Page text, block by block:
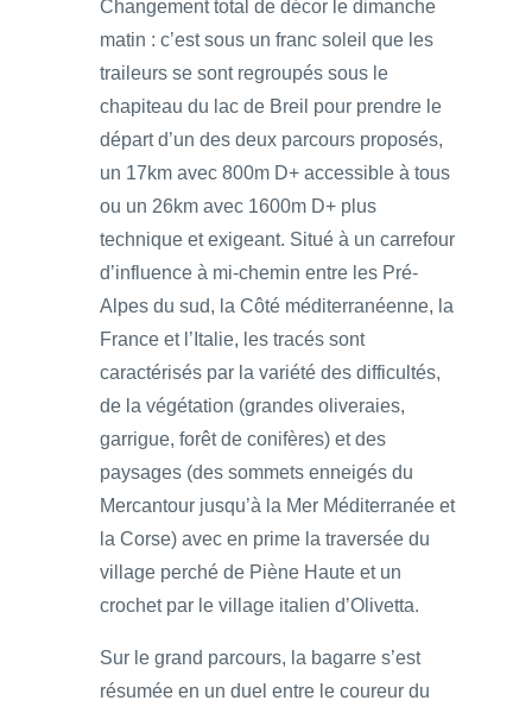
Changement total de décor le dimanche
matin : c’est sous un franc soleil que les
traileurs se sont regroupés sous le
chapiteau du lac de Breil pour prendre le
départ d’un des deux parcours proposés,
un 17km avec 800m D+ accessible à tous
ou un 26km avec 1600m D+ plus
technique et exigeant. Situé à un carrefour
d’influence à mi-chemin entre les Pré-
Alpes du sud, la Côté méditerranéenne, la
France et l’Italie, les tracés sont
caractérisés par la variété des difficultés,
de la végétation (grandes oliveraies,
garrigue, forêt de conifères) et des
paysages (des sommets enneigés du
Mercantour jusqu’à la Mer Méditerranée et
la Corse) avec en prime la traversée du
village perché de Piène Haute et un
crochet par le village italien d’Olivetta.
Sur le grand parcours, la bagarre s’est
résumée en un duel entre le coureur du